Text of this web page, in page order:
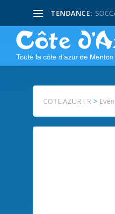
TENDANCE:
COTE.AZUR.FR >